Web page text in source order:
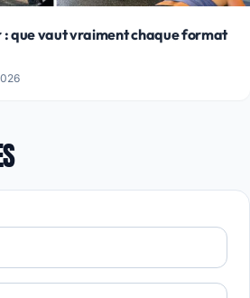
que vaut vraiment chaque format